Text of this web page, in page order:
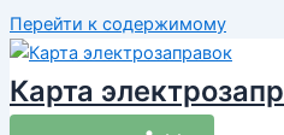
Перейти к содержимому
Карта